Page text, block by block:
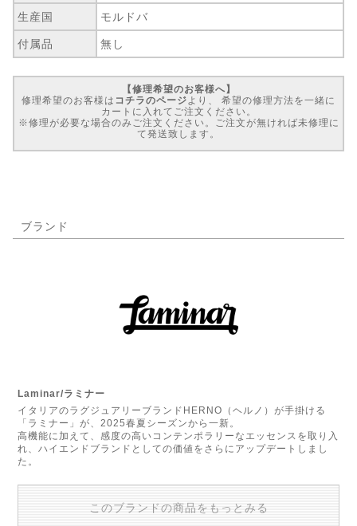
生産国 モルドバ
付属品 無し
【修理希望のお客様へ】
修理希望のお客様は コチラのページ より、 希望の修理方法を一緒に
カートに入れてご注文ください。
※修理が必要な場合のみご注文ください。ご注文が無ければ未修理に
て発送致します。
ブランド
Laminar/ラミナー
イタリアのラグジュアリーブランドHERNO（ヘルノ）が手掛ける
「ラミナー」が、2025春夏シーズンから一新。
高機能に加えて、感度の高いコンテンポラリーなエッセンスを取り入
れ、ハイエンドブランドとしての価値をさらにアップデートしまし
た。
このブランドの商品をもっとみる